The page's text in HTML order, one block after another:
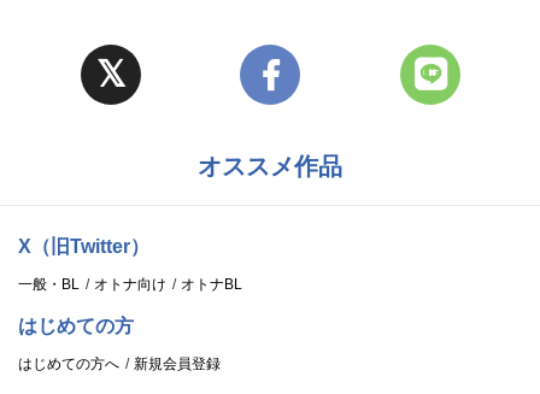
オススメ作品
X（旧Twitter）
一般・BL オトナ向け オトナBL
はじめての方
はじめての方へ 新規会員登録